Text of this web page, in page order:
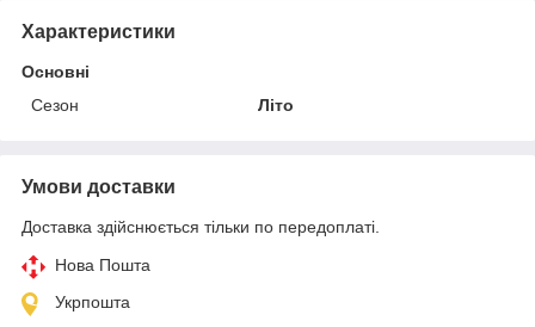
Характеристики
Основні
Сезон
Літо
Умови доставки
Доставка здійснюється тільки по передоплаті.
Нова Пошта
Укрпошта